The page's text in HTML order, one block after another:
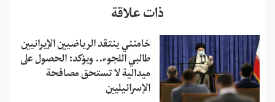
ذات علاقة
خامنئي ينتقد الرياضيين الإيرانيين
طالبي اللجوء.. ويؤكد: الحصول على
ميدالية لا تستحق مصافحة
الإسرائيليين